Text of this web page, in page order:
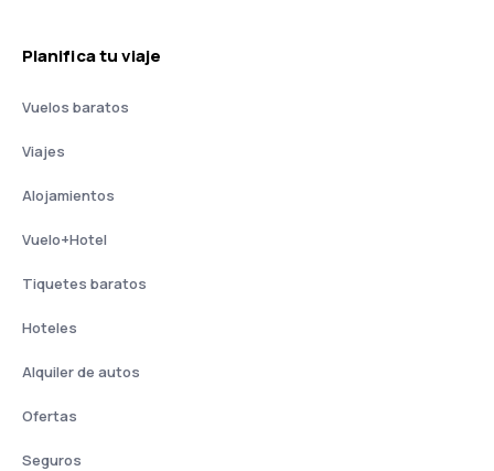
Planifica tu viaje
Vuelos baratos
Viajes
Alojamientos
Vuelo+Hotel
Tiquetes baratos
Hoteles
Alquiler de autos
Ofertas
Seguros